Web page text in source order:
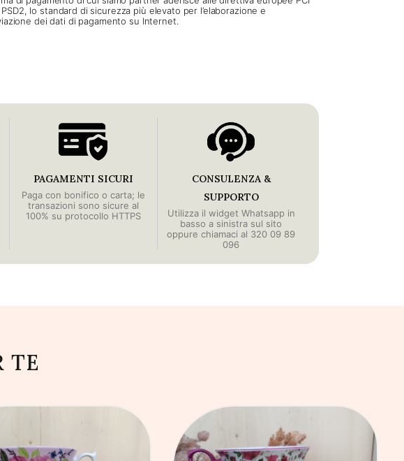
PSD2, lo standard di sicurezza più elevato per l’elaborazione e
dei dati di pagamento su Internet.
PAGAMENTI SICURI
Paga con bonifico o carta; le
transazioni sono sicure al
100% su protocollo HTTPS
CONSULENZA &
SUPPORTO
Utilizza il widget Whatsapp in
basso a sinistra sul sito
oppure chiamaci al 320 09 89
096
TE